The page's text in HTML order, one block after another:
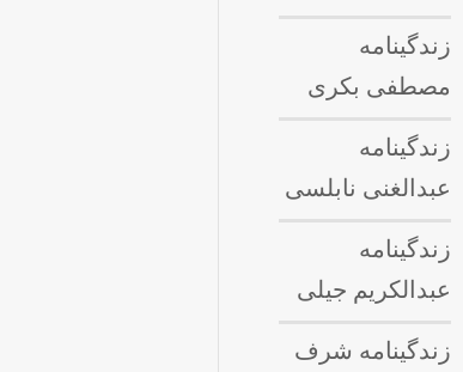
زندگینامه
مصطفی بکری
زندگینامه
عبدالغنی نابلسی
زندگینامه
عبدالکریم جیلی
زندگینامه شرف